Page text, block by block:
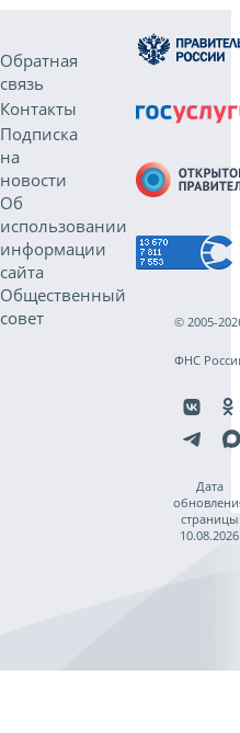
Обратная
связь
Контакты
Подписка
на
новости
Об
использовании
информации
сайта
Общественный
совет
© 2005-
ФНС
Дата
страницы
10.08.2026